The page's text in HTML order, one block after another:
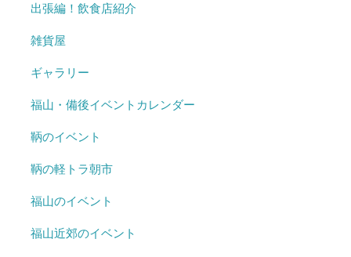
出張編！飲食店紹介
雑貨屋
ギャラリー
福山・備後イベントカレンダー
鞆のイベント
鞆の軽トラ朝市
福山のイベント
福山近郊のイベント